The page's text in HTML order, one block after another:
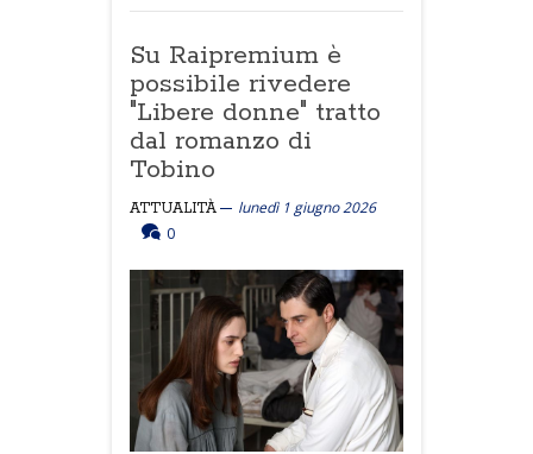
Su Raipremium è
possibile rivedere
"Libere donne" tratto
dal romanzo di
Tobino
ATTUALITÀ
lunedì 1 giugno 2026
0